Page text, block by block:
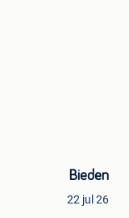
Bieden
22 jul 26